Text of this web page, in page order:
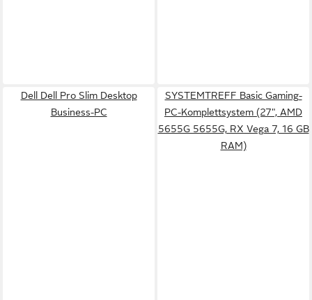
Dell Dell Pro Slim Desktop
Business-PC
SYSTEMTREFF Basic Gaming-
PC-Komplettsystem (27", AMD
5655G 5655G, RX Vega 7, 16 GB
RAM)